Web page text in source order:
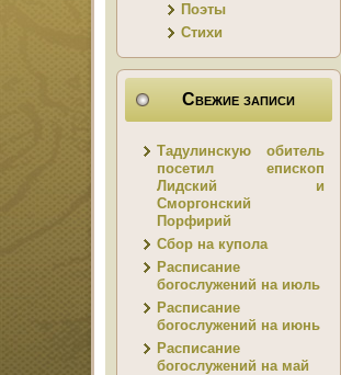
Поэты
Стихи
Свежие записи
Тадулинскую обитель
посетил епископ
Лидский и
Сморгонский
Порфирий
Сбор на купола
Расписание
богослужений на июль
Расписание
богослужений на июнь
Расписание
богослужений на май